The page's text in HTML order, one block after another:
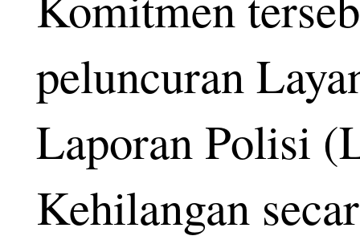
peluncuran
Laporan Polisi
Kehilangan